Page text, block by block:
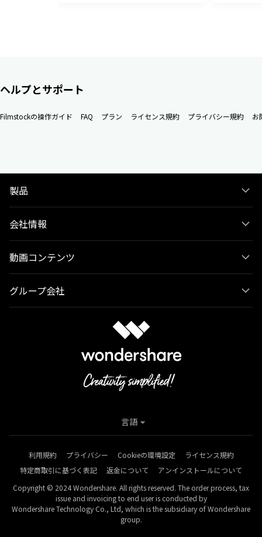
ヘルプとサポート
Filmstockの操作ガイド FAQ プラン ライセンス規約 プライバシー規約 お
製品
会社情報
動画コンテンツ
グループ会社
利用規約 プライバシー Cookieの環境設定
ライセンス規約
特定商取引に基づく表記
返金について
アンインストールについて
Copyright © 2024 Wondershare. All rights reserved. The order process, tax
issue and invoicing to end user is conducted by
Wondershare Technology Co., Ltd, which is the subsidiary of Wondershare
group.
言語